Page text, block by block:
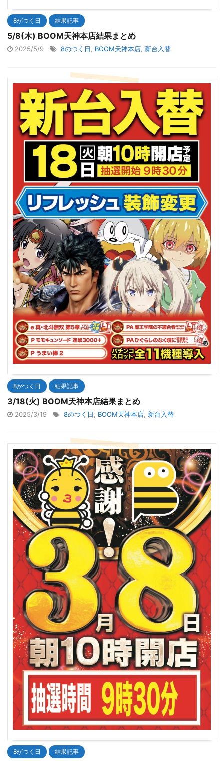
8がつく日 結果記事
5/8(木) BOOM天神本店結果まとめ
2025/5/9 8のつく日, BOOM天神本店, 新台入替
8がつく日 結果記事
3/18(火) BOOM天神本店結果まとめ
2025/3/19 8のつく日, BOOM天神本店, 新台入替
8がつく日 結果記事